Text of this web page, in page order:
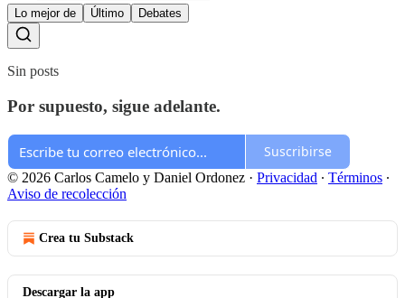
Lo mejor de Último Debates
Sin posts
Por supuesto, sigue adelante.
Suscribirse
© 2026 Carlos Camelo y Daniel Ordonez · Privacidad ∙ Términos ∙
Aviso de recolección
Crea tu Substack
Descargar la app